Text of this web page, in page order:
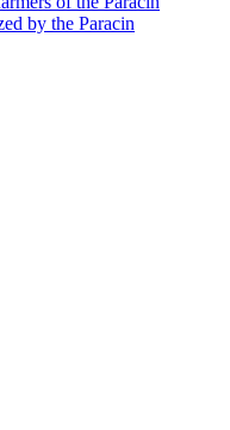
by the Paracin